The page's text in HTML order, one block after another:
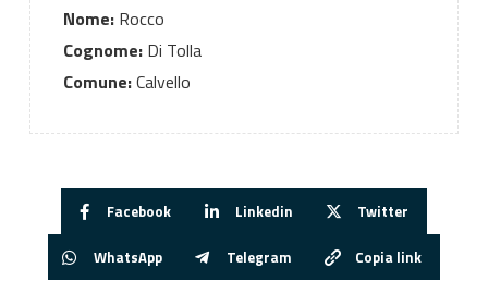
Nome:Rocco
Cognome:Di Tolla
Comune:Calvello
Facebook Linkedin Twitter
WhatsApp Telegram Copia link